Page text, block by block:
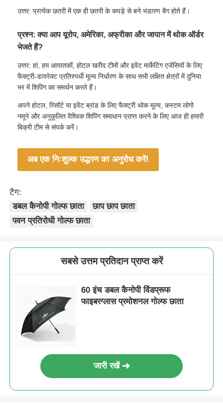
उत्तर: प्रत्येक छतरी में एक ही छतरी के कपड़े से बने भंडारण बैग होते हैं।
प्रश्न: क्या आप यूरोप, अमेरिका, अफ्रीका और जापान में थोक ऑर्डर
भेजते हैं?
उत्तर: हां, हम आयातकों, होटल खरीद टीमों और इवेंट मार्केटिंग एजेंसियों के लिए
फैक्ट्री-डायरेक्ट प्रतिस्पर्धी मूल्य निर्धारण के साथ सभी लक्षित क्षेत्रों में दुनिया
भर में शिपिंग का समर्थन करते हैं।
अपने होटल, रिसॉर्ट या इवेंट ब्रांड के लिए फैक्ट्री थोक मूल्य, कस्टम लोगो
नमूने और अनुकूलित वैश्विक शिपिंग समाधान प्राप्त करने के लिए आज ही हमारी
बिक्री टीम से संपर्क करें।
अब एक निःशुल्क उद्धरण का अनुरोध करें!
टैग:
डबल कैनोपी गोल्फ छाता
छाप छाप छाता
पवन प्रतिरोधी गोल्फ छाता
सबसे उत्तम प्रतिदान प्राप्त करें
60 इंच डबल कैनोपी विंडप्रूफ
फाइबरग्लास प्रमोशनल गोल्फ छाता
जारी रखें